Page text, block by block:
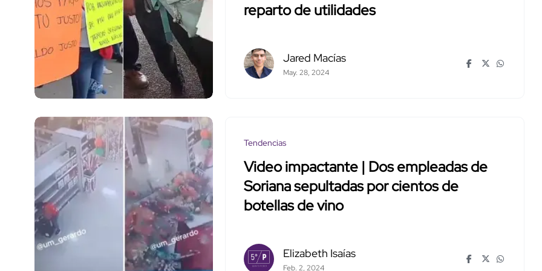
reparto de utilidades
Jared Macías
May. 28, 2024
Tendencias
Video impactante | Dos empleadas de
Soriana sepultadas por cientos de
botellas de vino
Elizabeth Isaías
Feb. 2, 2024